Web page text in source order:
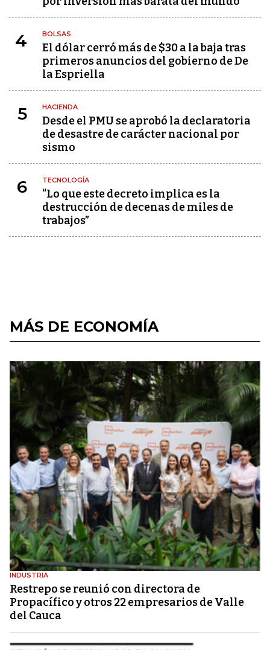
4 BOLSAS
El dólar cerró más de $30 a la baja tras
primeros anuncios del gobierno de De
la Espriella
5 HACIENDA
Desde el PMU se aprobó la declaratoria
de desastre de carácter nacional por
sismo
6 TECNOLOGÍA
“Lo que este decreto implica es la
destrucción de decenas de miles de
trabajos”
MÁS DE ECONOMÍA
INDUSTRIA
Restrepo se reunió con directora de
Propacífico y otros 22 empresarios de Valle
del Cauca